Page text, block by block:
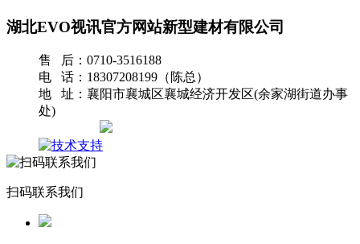
湖北EVO视讯官方网站新型建材有限公司
售 后：0710-3516188
电 话：18307208199（陈总）
地 址：襄阳市襄城区襄城经济开发区(余家湖街道办事
处)
扫码联系我们